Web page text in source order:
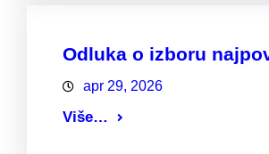
Odluka o izboru
apr 29, 2026
Više…